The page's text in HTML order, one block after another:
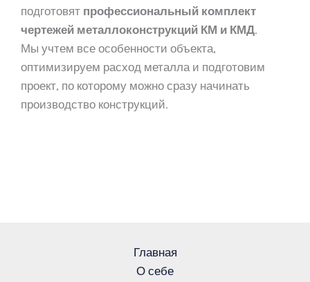
подготовят профессиональный комплект
чертежей металлоконструкций КМ и КМД.
Мы учтем все особенности объекта,
оптимизируем расход металла и подготовим
проект, по которому можно сразу начинать
производство конструкций.
Главная
О себе